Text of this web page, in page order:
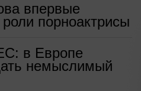
впервые
порноактрисы
в Европе
немыслимый